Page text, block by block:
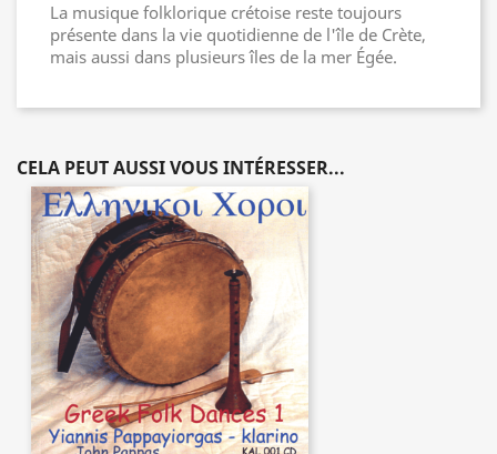
La musique folklorique crétoise reste toujours
présente dans la vie quotidienne de l'île de Crète,
mais aussi dans plusieurs îles de la mer Égée.
CELA PEUT AUSSI VOUS INTÉRESSER...